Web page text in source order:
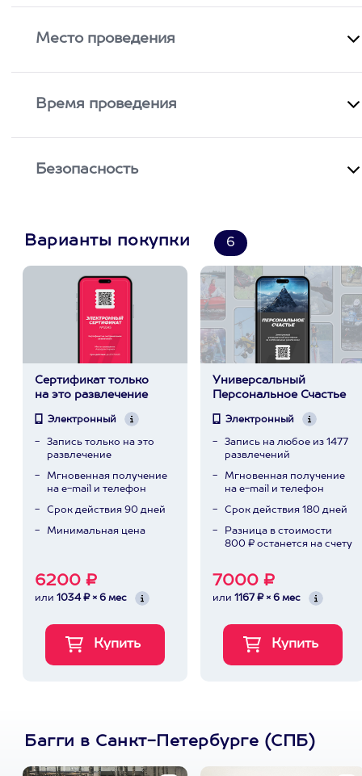
Место проведения
Время проведения
Безопасность
Варианты покупки 6
Сертификат только
на это развлечение
Электронный
Запись только на это
развлечение
Мгновенная получение
на e-mail и телефон
Срок действия 90 дней
Минимальная цена
6200 ₽
или 1034 ₽ × 6 мес
Универсальный
Персональное Счастье
Электронный
Запись на любое из 1477
развлечений
Мгновенная получение
на e-mail и телефон
Срок действия 180 дней
Разница в стоимости
800 ₽ останется на счету
7000 ₽
или 1167 ₽ × 6 мес
Багги в Санкт-Петербурге (СПБ)